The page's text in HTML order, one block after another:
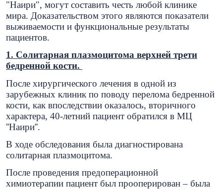
"Наири", могут составить честь любой клинике
мира. Доказательством этого являются показатели
выживаемости и функциональные результаты
пациентов.
1. Солитарная плазмоцитома верхней трети
бедренной кости.
После хирургического лечения в одной из
зарубежных клиник по поводу перелома бедренной
кости, как впоследствии оказалось, вторичного
характера, 40-летний пациент обратился в МЦ
''Наири''.
В ходе обследования была диагностирована
солитарная плазмоцитома.
После проведения предоперационной
химиотерапии пациент был прооперирован – была